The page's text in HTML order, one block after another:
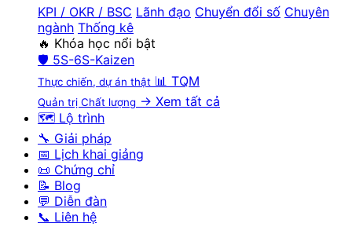
KPI / OKR / BSC Lãnh đạo Chuyển đổi số Chuyên
ngành Thống kê
🔥 Khóa học nổi bật
🛡️ 5S-6S-Kaizen
Thực chiến, dự án thật 📊 TQM
Quản trị Chất lượng → Xem tất cả
🗺️ Lộ trình
🔧 Giải pháp
📅 Lịch khai giảng
📜 Chứng chỉ
📝 Blog
💬 Diễn đàn
📞 Liên hệ